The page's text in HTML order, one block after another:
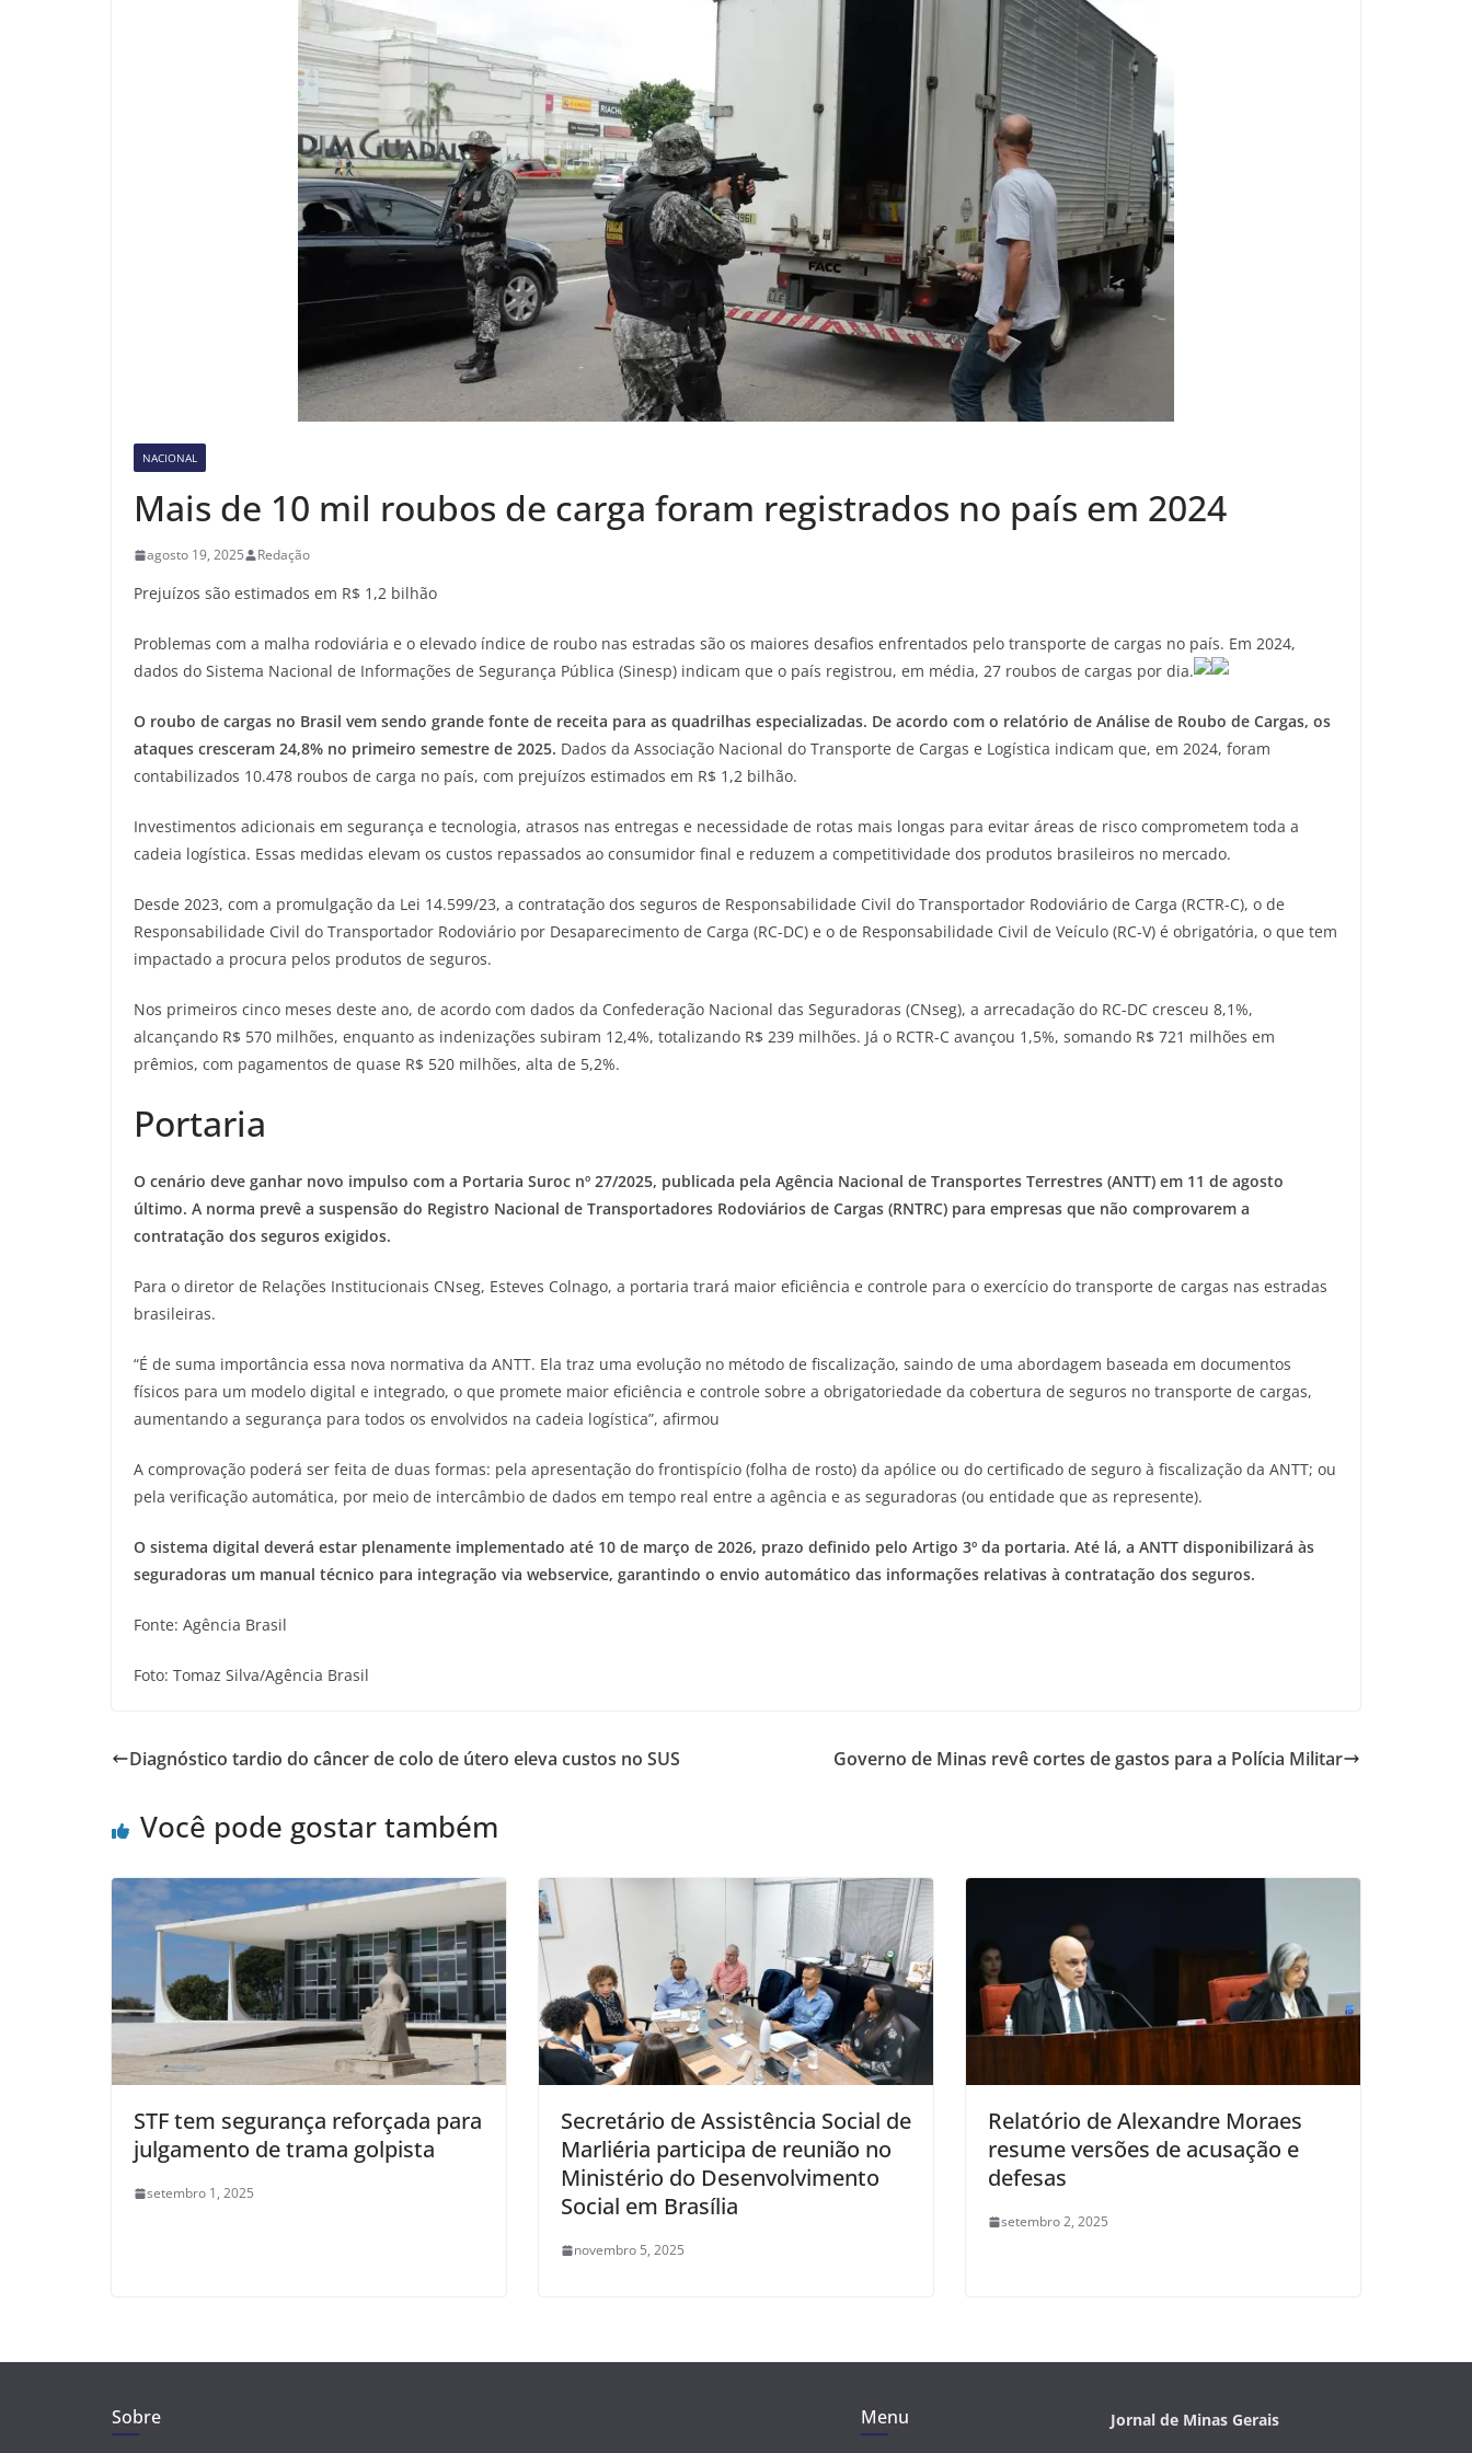
NACIONAL
Mais de 10 mil roubos de carga foram registrados no país em 2024
agosto 19, 2025 Redação
Prejuízos são estimados em R$ 1,2 bilhão
Problemas com a malha rodoviária e o elevado índice de roubo nas estradas são os maiores desafios enfrentados pelo transporte de cargas no país. Em 2024,
dados do Sistema Nacional de Informações de Segurança Pública (Sinesp) indicam que o país registrou, em média, 27 roubos de cargas por dia.
O roubo de cargas no Brasil vem sendo grande fonte de receita para as quadrilhas especializadas. De acordo com o relatório de Análise de Roubo de Cargas, os
ataques cresceram 24,8% no primeiro semestre de 2025. Dados da Associação Nacional do Transporte de Cargas e Logística indicam que, em 2024, foram
contabilizados 10.478 roubos de carga no país, com prejuízos estimados em R$ 1,2 bilhão.
Investimentos adicionais em segurança e tecnologia, atrasos nas entregas e necessidade de rotas mais longas para evitar áreas de risco comprometem toda a
cadeia logística. Essas medidas elevam os custos repassados ao consumidor final e reduzem a competitividade dos produtos brasileiros no mercado.
Desde 2023, com a promulgação da Lei 14.599/23, a contratação dos seguros de Responsabilidade Civil do Transportador Rodoviário de Carga (RCTR-C), o de
Responsabilidade Civil do Transportador Rodoviário por Desaparecimento de Carga (RC-DC) e o de Responsabilidade Civil de Veículo (RC-V) é obrigatória, o que tem
impactado a procura pelos produtos de seguros.
Nos primeiros cinco meses deste ano, de acordo com dados da Confederação Nacional das Seguradoras (CNseg), a arrecadação do RC-DC cresceu 8,1%,
alcançando R$ 570 milhões, enquanto as indenizações subiram 12,4%, totalizando R$ 239 milhões. Já o RCTR-C avançou 1,5%, somando R$ 721 milhões em
prêmios, com pagamentos de quase R$ 520 milhões, alta de 5,2%.
Portaria
O cenário deve ganhar novo impulso com a Portaria Suroc nº 27/2025, publicada pela Agência Nacional de Transportes Terrestres (ANTT) em 11 de agosto
último. A norma prevê a suspensão do Registro Nacional de Transportadores Rodoviários de Cargas (RNTRC) para empresas que não comprovarem a
contratação dos seguros exigidos.
Para o diretor de Relações Institucionais CNseg, Esteves Colnago, a portaria trará maior eficiência e controle para o exercício do transporte de cargas nas estradas
brasileiras.
“É de suma importância essa nova normativa da ANTT. Ela traz uma evolução no método de fiscalização, saindo de uma abordagem baseada em documentos
físicos para um modelo digital e integrado, o que promete maior eficiência e controle sobre a obrigatoriedade da cobertura de seguros no transporte de cargas,
aumentando a segurança para todos os envolvidos na cadeia logística”, afirmou
A comprovação poderá ser feita de duas formas: pela apresentação do frontispício (folha de rosto) da apólice ou do certificado de seguro à fiscalização da ANTT; ou
pela verificação automática, por meio de intercâmbio de dados em tempo real entre a agência e as seguradoras (ou entidade que as represente).
O sistema digital deverá estar plenamente implementado até 10 de março de 2026, prazo definido pelo Artigo 3º da portaria. Até lá, a ANTT disponibilizará às
seguradoras um manual técnico para integração via webservice, garantindo o envio automático das informações relativas à contratação dos seguros.
Fonte: Agência Brasil
Foto: Tomaz Silva/Agência Brasil
Diagnóstico tardio do câncer de colo de útero eleva custos no SUS Governo de Minas revê cortes de gastos para a Polícia Militar
Você pode gostar também
STF tem segurança reforçada para
julgamento de trama golpista
setembro 1, 2025
Secretário de Assistência Social de
Marliéria participa de reunião no
Ministério do Desenvolvimento
Social em Brasília
novembro 5, 2025
Relatório de Alexandre Moraes
resume versões de acusação e
defesas
setembro 2, 2025
Sobre Menu Jornal de Minas Gerais